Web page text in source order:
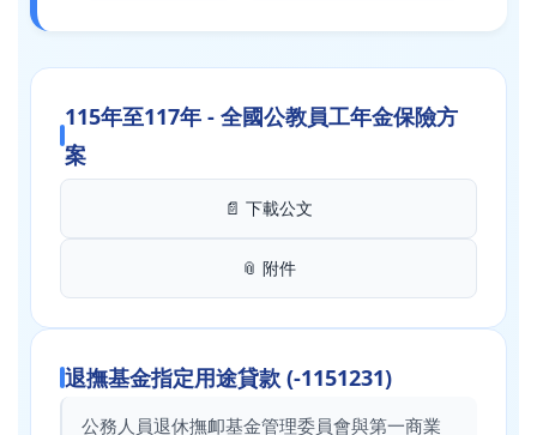
115年至117年 - 全國公教員工年金保險方
案
📄 下載公文
📎 附件
退撫基金指定用途貸款 (-1151231)
公務人員退休撫卹基金管理委員會與第一商業